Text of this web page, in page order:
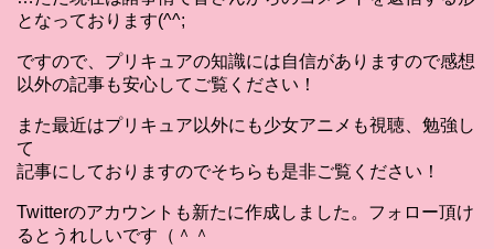
となっております(^^;
ですので、プリキュアの知識には自信がありますので感想
以外の記事も安心してご覧ください！
また最近はプリキュア以外にも少女アニメも視聴、勉強し
て
記事にしておりますのでそちらも是非ご覧ください！
Twitterのアカウントも新たに作成しました。フォロー頂け
るとうれしいです（＾＾